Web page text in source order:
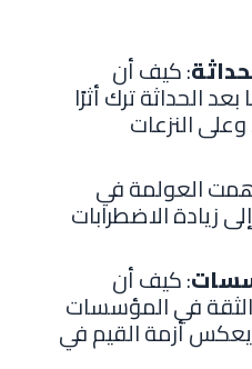
: كيف أن
الحداثة ترك أثرًا
النزعات
العولمة في
زيادة الاضطرابات
: كيف أن
الثقة في المؤسسات
يعكس أزمة القيم في